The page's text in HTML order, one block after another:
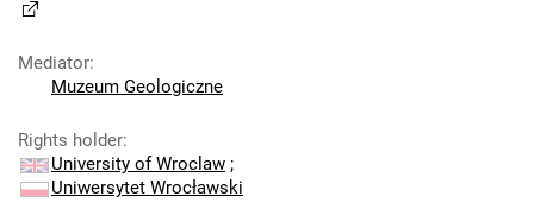
Mediator:
Muzeum Geologiczne
Rights holder:
University of Wroclaw ;
Uniwersytet Wrocławski